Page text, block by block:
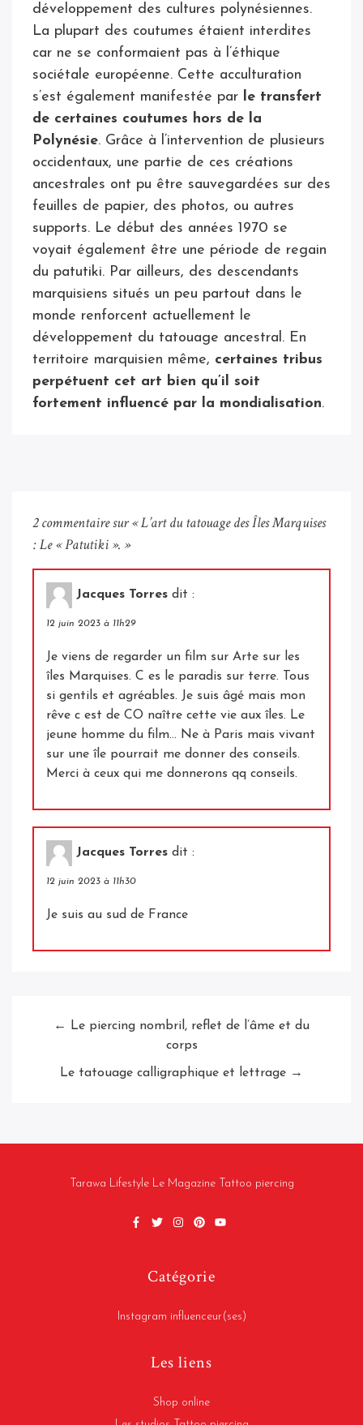
développement des cultures polynésiennes.
La plupart des coutumes étaient interdites
car ne se conformaient pas à l’éthique
sociétale européenne. Cette acculturation
s’est également manifestée par
le transfert
de certaines coutumes hors de la
Polynésie. Grâce à l’intervention de plusieurs
occidentaux, une partie de ces créations
ancestrales ont pu être sauvegardées sur des
feuilles de papier, des photos, ou autres
supports. Le début des années 1970 se
voyait également être une période de regain
du patutiki. Par ailleurs, des descendants
marquisiens situés un peu partout dans le
monde renforcent actuellement le
développement du tatouage ancestral. En
territoire marquisien même, certaines tribus
perpétuent cet art bien qu’il soit
fortement influencé par la mondialisation.
2 commentaire sur «L’art du tatouage des Îles Marquises
: Le « Patutiki ». »
Jacques Torres dit :
12 juin 2023 à 11h29
Je viens de regarder un film sur Arte sur les
îles Marquises. C es le paradis sur terre. Tous
si gentils et agréables. Je suis âgé mais mon
rêve c est de CO naître cette vie aux îles. Le
jeune homme du film… Ne à Paris mais vivant
sur une île pourrait me donner des conseils.
Merci à ceux qui me donnerons qq conseils.
Jacques Torres dit :
12 juin 2023 à 11h30
Je suis au sud de France
← Le piercing nombril, reflet de l’âme et du
corps
Le tatouage calligraphique et lettrage →
Tarawa Lifestyle Le Magazine Tattoo piercing
Catégorie
Instagram influenceur(ses)
Les liens
Shop online